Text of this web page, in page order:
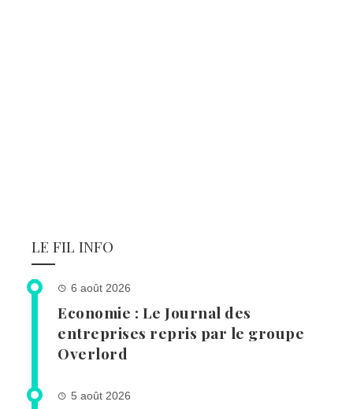
LE FIL INFO
6 août 2026
Economie : Le Journal des
entreprises repris par le groupe
Overlord
5 août 2026